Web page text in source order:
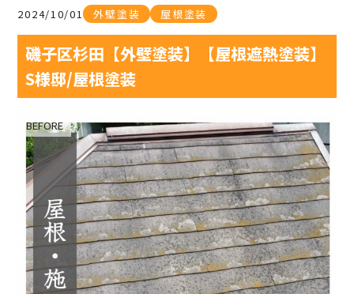
2024/10/01 外壁塗装 屋根塗装
磯子区杉田【外壁塗装】【屋根遮熱塗装】
S様邸/屋根塗装